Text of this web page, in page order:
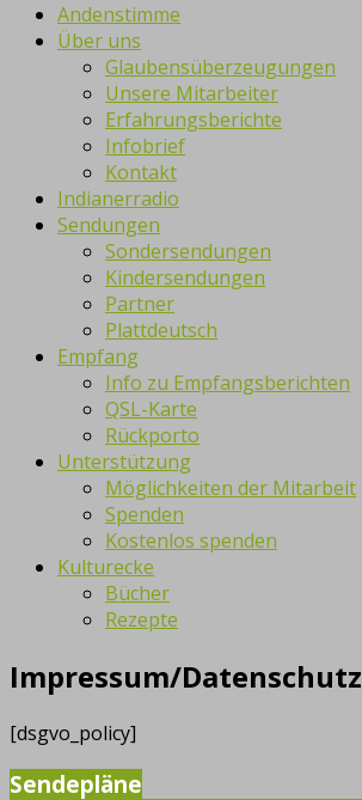
Andenstimme
Über uns
Glaubensüberzeugungen
Unsere Mitarbeiter
Erfahrungsberichte
Infobrief
Kontakt
Indianerradio
Sendungen
Sondersendungen
Kindersendungen
Partner
Plattdeutsch
Empfang
Info zu Empfangsberichten
QSL-Karte
Rückporto
Unterstützung
Möglichkeiten der Mitarbeit
Spenden
Kostenlos spenden
Kulturecke
Bücher
Rezepte
Impressum/Datenschutz
[dsgvo_policy]
Sendepläne